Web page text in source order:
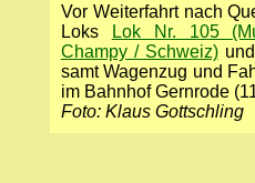
Vor Weiterfahrt nach
Loks
Lok Nr. 105
Champy / Schweiz)
samt Wagenzug und
im Bahnhof Gernrode
Foto: Klaus Gottschling